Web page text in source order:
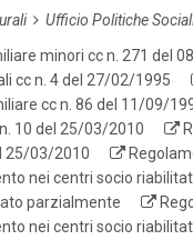
Ufficio Politiche
minori cc n. 271 del
cc n. 4 del 27/02/1995
cc n. 86 del 11/09/
10 del 25/03/2010
25/03/2010
nei centri socio
parzialmente
nei centri socio